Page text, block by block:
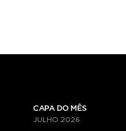
CAPA DO MÊS
JULHO 2026